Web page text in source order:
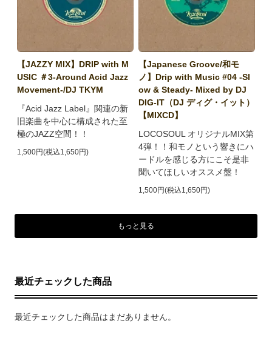
【JAZZY MIX】DRIP with M
USIC ＃3-Around Acid Jazz
Movement-/DJ TKYM
『Acid Jazz Label』関連の新
旧楽曲を中心に構成された至
極のJAZZ空間！！
1,500円(税込1,650円)
【Japanese Groove/和モ
ノ】Drip with Music #04 -Sl
ow & Steady- Mixed by DJ
DIG-IT（DJ ディグ・イット）
【MIXCD】
LOCOSOUL オリジナルMIX第
4弾！！和モノという響きにハ
ードルを感じる方にこそ是非
聞いてほしいオススメ盤！
1,500円(税込1,650円)
もっと見る
最近チェックした商品
最近チェックした商品はまだありません。